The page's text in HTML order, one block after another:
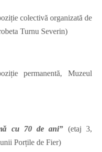
colectivă organizată de
Turnu Severin)
permanentă, Muzeul
cu 70 de ani” (etaj 3,
Porțile de Fier)